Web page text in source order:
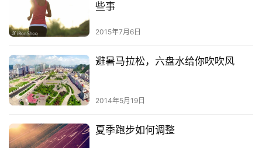
装
训
练
视
频
些事
2015年7月6日
避暑马拉松，六盘水给你吹吹风
2014年5月19日
夏季跑步如何调整